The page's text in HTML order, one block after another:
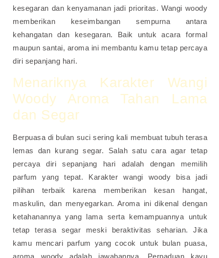
kesegaran dan kenyamanan jadi prioritas. Wangi woody
memberikan keseimbangan sempurna antara
kehangatan dan kesegaran. Baik untuk acara formal
maupun santai, aroma ini membantu kamu tetap percaya
diri sepanjang hari.
Menariknya Karakter Wangi
Woody Aroma Tahan Lama
dan Segar
Berpuasa di bulan suci sering kali membuat tubuh terasa
lemas dan kurang segar. Salah satu cara agar tetap
percaya diri sepanjang hari adalah dengan memilih
parfum yang tepat. Karakter wangi woody bisa jadi
pilihan terbaik karena memberikan kesan hangat,
maskulin, dan menyegarkan. Aroma ini dikenal dengan
ketahanannya yang lama serta kemampuannya untuk
tetap terasa segar meski beraktivitas seharian. Jika
kamu mencari parfum yang cocok untuk bulan puasa,